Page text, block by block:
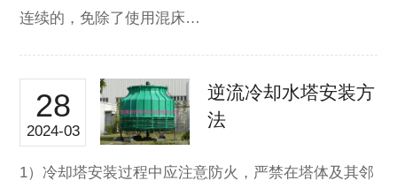
连续的，免除了使用混床…
28
2024-03
逆流冷却水塔安装方
法
1）冷却塔安装过程中应注意防火，严禁在塔体及其邻